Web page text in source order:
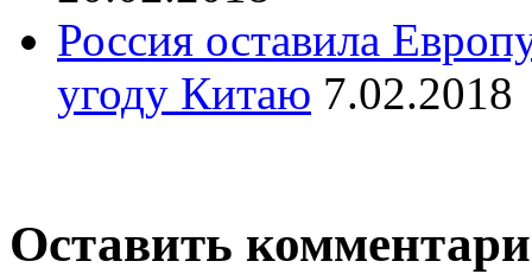
Россия оставила
угоду Китаю 7.02.2018
Оставить